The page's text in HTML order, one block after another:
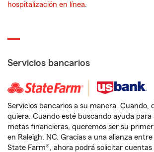
hospitalización en línea.
Servicios bancarios
Servicios bancarios a su manera. Cuando,
quiera. Cuando esté buscando ayuda para
metas financieras, queremos ser su
en Raleigh, NC. Gracias a una alianza
State Farm®, ahora podrá solicitar cuentas